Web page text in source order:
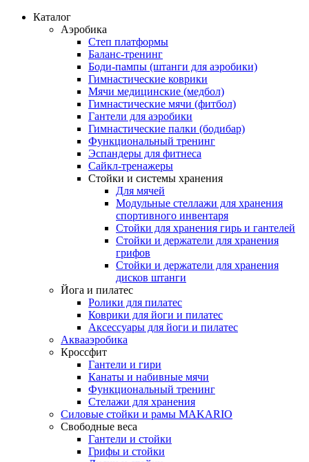
Каталог
Аэробика
Степ платформы
Баланс-тренинг
Боди-пампы (штанги для аэробики)
Гимнастические коврики
Мячи медицинские (медбол)
Гимнастические мячи (фитбол)
Гантели для аэробики
Гимнастические палки (бодибар)
Функциональный тренинг
Эспандеры для фитнеса
Сайкл-тренажеры
Стойки и системы хранения
Для мячей
Модульные стеллажи для хранения
спортивного инвентаря
Стойки для хранения гирь и гантелей
Стойки и держатели для хранения
грифов
Стойки и держатели для хранения
дисков штанги
Йога и пилатес
Ролики для пилатес
Коврики для йоги и пилатес
Аксессуары для йоги и пилатес
Аквааэробика
Кроссфит
Гантели и гири
Канаты и набивные мячи
Функциональный тренинг
Стелажи для хранения
Силовые стойки и рамы MAKARIO
Свободные веса
Гантели и стойки
Грифы и стойки